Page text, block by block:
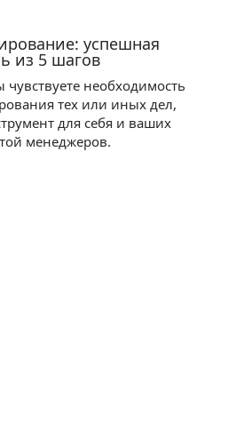
успешная
из 5 шагов
чувствуете необходимость
тех или иных дел,
для себя и ваших
менеджеров.